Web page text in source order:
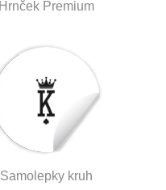
Hrnček Premium
Samolepky kruh